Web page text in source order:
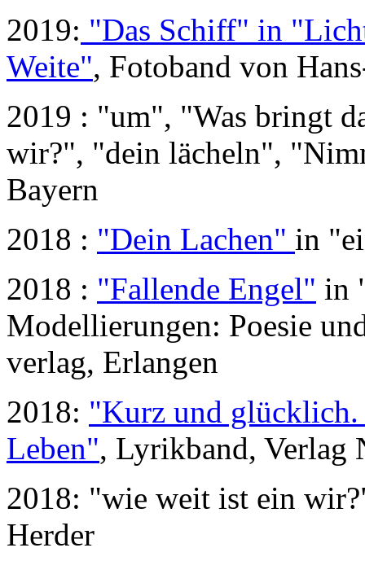
2019: "Das Schiff" in
Weite", Fotoband von
2019 : "um", "Was bringt
wir?", "dein lächeln",
Bayern
2018 : "Dein Lachen" in
2018 : "Fallende Engel" in
Modellierungen: Poesie
verlag, Erlangen
2018: "Kurz und glücklich.
Leben", Lyrikband, Verlag
2018: "wie weit ist ein
Herder